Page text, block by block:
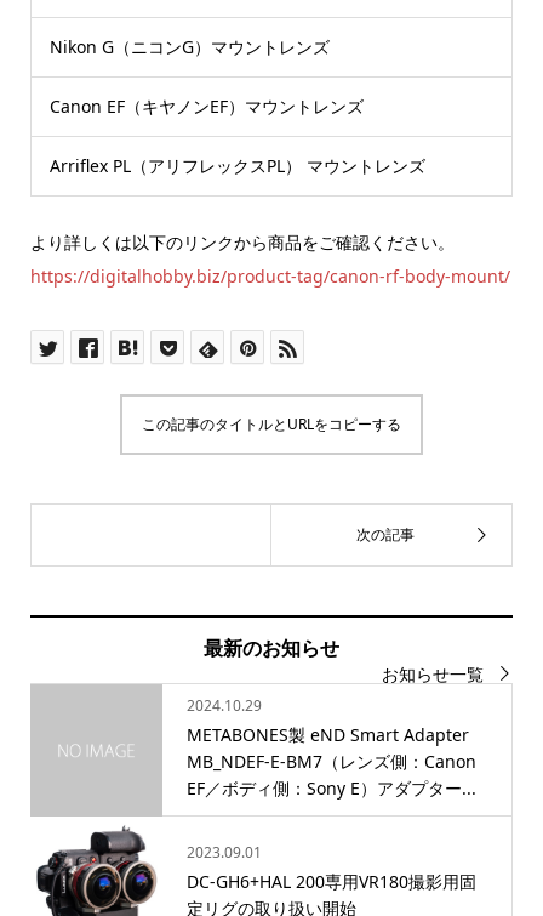
Nikon G（ニコンG）マウントレンズ
Canon EF（キヤノンEF）マウントレンズ
Arriflex PL（アリフレックスPL） マウントレンズ
より詳しくは以下のリンクから商品をご確認ください。
https://digitalhobby.biz/product-tag/canon-rf-body-mount/
この記事のタイトルとURLをコピーする
最新のお知らせ
お知らせ一覧
2024.10.29
METABONES製 eND Smart Adapter
MB_NDEF-E-BM7（レンズ側：Canon
EF／ボディ側：Sony E）アダプター...
2023.09.01
DC-GH6+HAL 200専用VR180撮影用固
定リグの取り扱い開始